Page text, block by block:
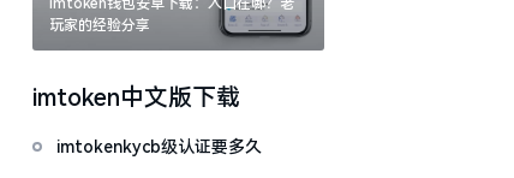
玩家的经验分享
imtoken中文版下载
imtokenkycb级认证要多久